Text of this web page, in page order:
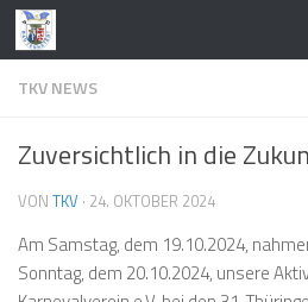
Zum Inhalt springen
TKV NEWS
Zuversichtlich in die
VON TKV · 24. OKTOBER 2024
Am Samstag, dem 19.10.2024,
Sonntag, dem 20.10.2024, unsere